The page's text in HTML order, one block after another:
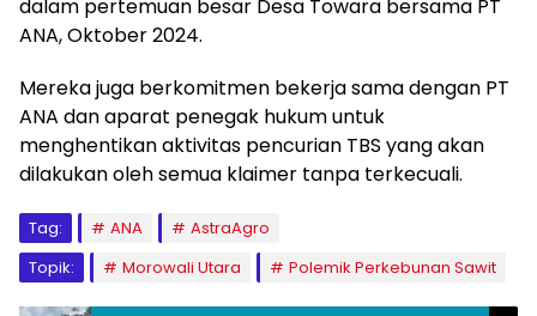
dalam pertemuan besar Desa Towara bersama PT
ANA, Oktober 2024.
Mereka juga berkomitmen bekerja sama dengan PT
ANA dan aparat penegak hukum untuk
menghentikan aktivitas pencurian TBS yang akan
dilakukan oleh semua klaimer tanpa terkecuali.
Tag: ANA
AstraAgro
Topik:
Morowali Utara Polemik Perkebunan Sawit